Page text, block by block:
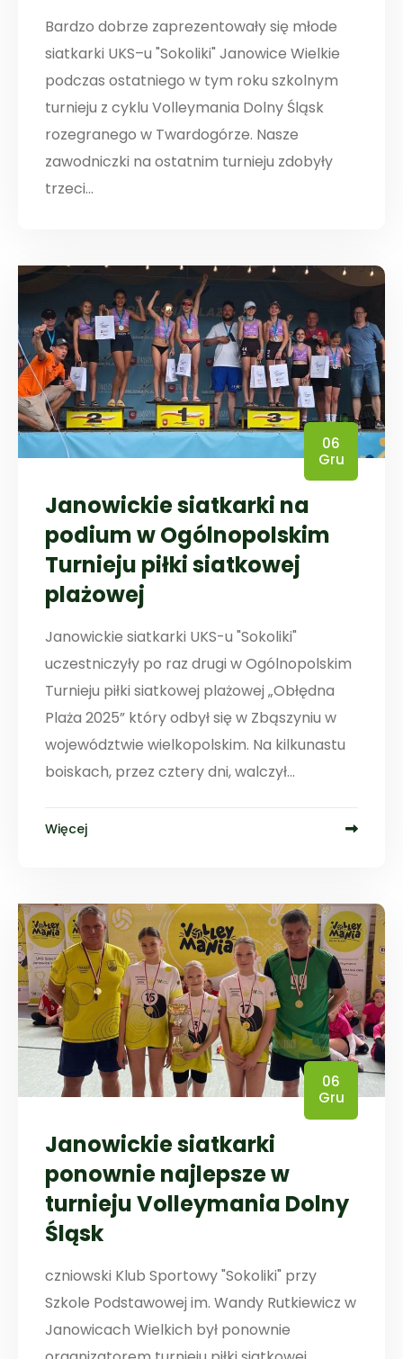
Bardzo dobrze zaprezentowały się młode
siatkarki UKS–u "Sokoliki" Janowice Wielkie
podczas ostatniego w tym roku szkolnym
turnieju z cyklu Volleymania Dolny Śląsk
rozegranego w Twardogórze. Nasze
zawodniczki na ostatnim turnieju zdobyły
trzeci...
06
Gru
Janowickie siatkarki na
podium w Ogólnopolskim
Turnieju piłki siatkowej
plażowej
Janowickie siatkarki UKS-u "Sokoliki"
uczestniczyły po raz drugi w Ogólnopolskim
Turnieju piłki siatkowej plażowej „Obłędna
Plaża 2025” który odbył się w Zbąszyniu w
województwie wielkopolskim. Na kilkunastu
boiskach, przez cztery dni, walczył...
Więcej
06
Gru
Janowickie siatkarki
ponownie najlepsze w
turnieju Volleymania Dolny
Śląsk
czniowski Klub Sportowy "Sokoliki" przy
Szkole Podstawowej im. Wandy Rutkiewicz w
Janowicach Wielkich był ponownie